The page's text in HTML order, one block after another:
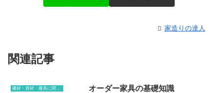
家造りの達人
関連記事
建材・資材・建具に関する用語 オーダー家具の基礎知識